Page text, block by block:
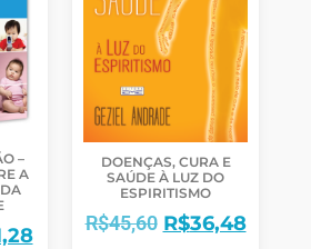
–
A
DOENÇAS, CURA E
SAÚDE À LUZ DO
ESPIRITISMO
R$45,60 R$36,48